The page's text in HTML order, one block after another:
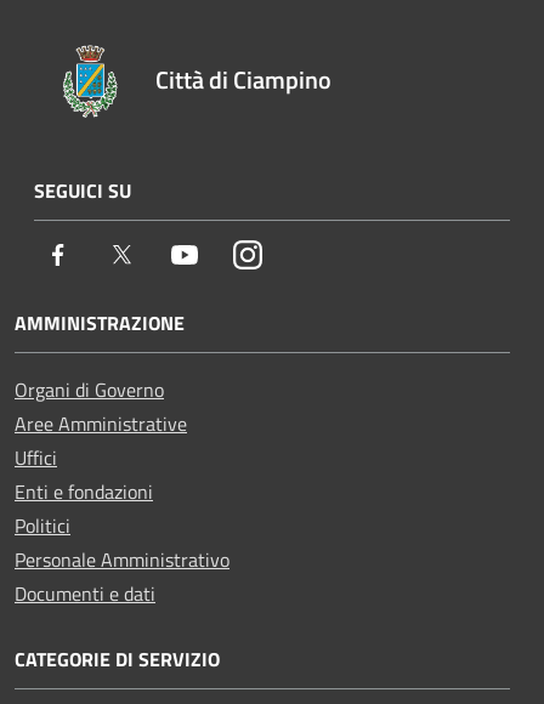
Città di Ciampino
SEGUICI SU
Facebook Twitter YoutubeInstagram
AMMINISTRAZIONE
Organi di Governo
Aree Amministrative
Uffici
Enti e fondazioni
Politici
Personale Amministrativo
Documenti e dati
CATEGORIE DI SERVIZIO